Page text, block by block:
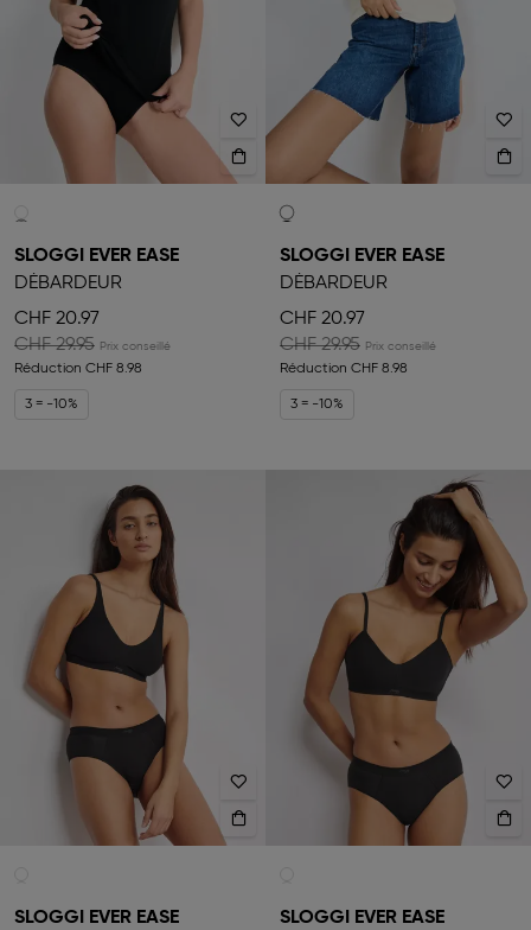
SLOGGI EVER EASE
DÉBARDEUR
CHF 20.97
CHF 29.95
Réduction CHF 8.98
3 = -10%
SLOGGI EVER EASE
DÉBARDEUR
CHF 20.97
CHF 29.95
Réduction CHF 8.98
3 = -10%
SLOGGI EVER EASE
SLOGGI EVER EASE